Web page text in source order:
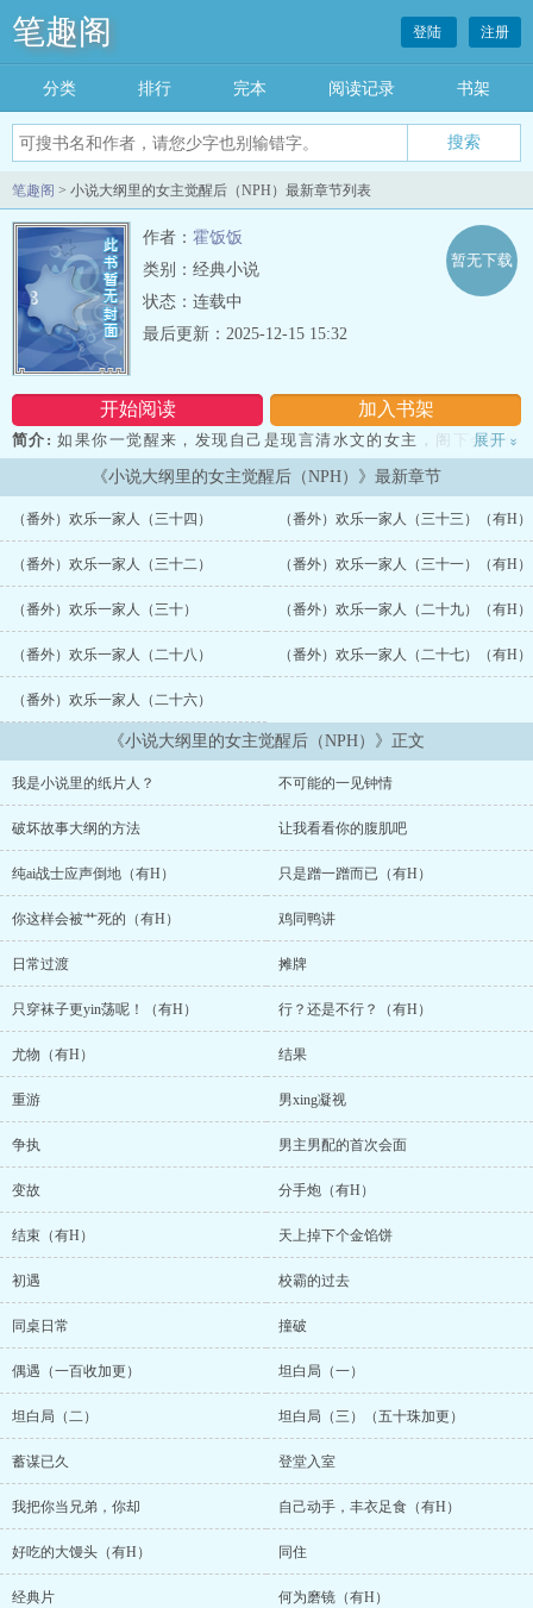
笔趣阁 登陆 注册
分类 排行 完本 阅读记录 书架
笔趣阁 > 小说大纲里的女主觉醒后（NPH）最新章节列表
作者： 霍饭饭
类别：经典小说
状态：连载中
开始阅读 加入书架
暂无下载
最后更新：2025-12-15 15:32
简介: 如果你一觉醒来，发现自己是现言清水文的女主，阁下会如何
应对？连北兮：与天斗，其乐无穷也。如果你不止是一篇小说的女
主，阁下该如何应对？连北兮：来一个，打一个；来两个，打一双。
如果男主男配们也纷纷觉醒，并回来找你，阁下又该如何应对？连北
洁?* 非纯rou，有剧情?* 接档文《裙下之臣（NPH）》已开《裙下之
臣（NPH）》链接...
展开 »
《小说大纲里的女主觉醒后（NPH）》最新章节
（番外）欢乐一家人（三十四） （番外）欢乐一家人（三十三）（有H）
（番外）欢乐一家人（三十二） （番外）欢乐一家人（三十一）（有H）
（番外）欢乐一家人（三十） （番外）欢乐一家人（二十九）（有H）
（番外）欢乐一家人（二十八） （番外）欢乐一家人（二十七）（有H）
（番外）欢乐一家人（二十六）
《小说大纲里的女主觉醒后（NPH）》正文
我是小说里的纸片人？ 不可能的一见钟情
破坏故事大纲的方法 让我看看你的腹肌吧
纯ai战士应声倒地（有H） 只是蹭一蹭而已（有H）
你这样会被艹死的（有H） 鸡同鸭讲
日常过渡 摊牌
只穿袜子更yin荡呢！（有H） 行？还是不行？（有H）
尤物（有H） 结果
重游 男xing凝视
争执 男主男配的首次会面
变故 分手炮（有H）
结束（有H） 天上掉下个金馅饼
初遇 校霸的过去
同桌日常 撞破
偶遇（一百收加更） 坦白局（一）
坦白局（二） 坦白局（三）（五十珠加更）
蓄谋已久 登堂入室
我把你当兄弟，你却 自己动手，丰衣足食（有H）
好吃的大馒头（有H） 同住
经典片 何为磨镜（有H）